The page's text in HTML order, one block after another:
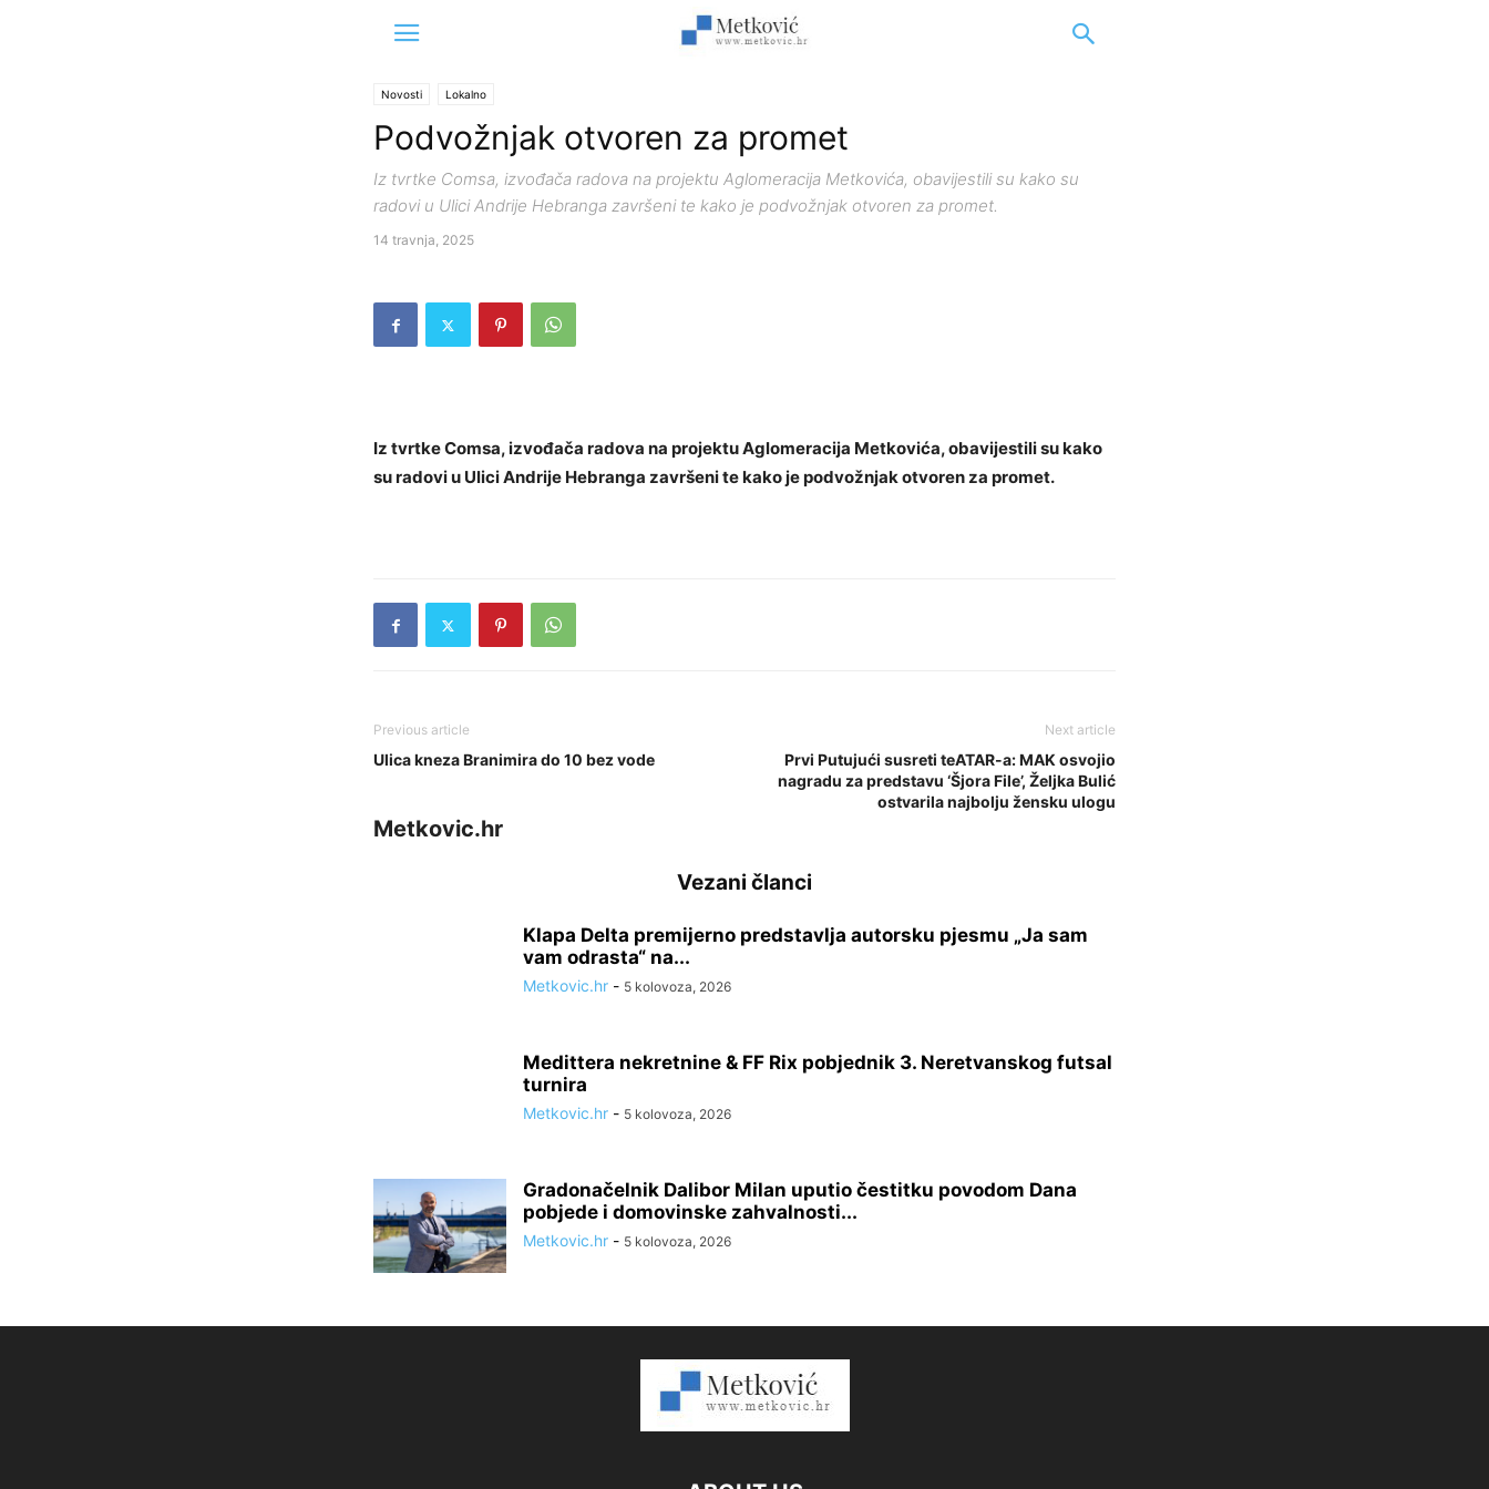
Novosti Lokalno
Podvožnjak otvoren za promet
Iz tvrtke Comsa, izvođača radova na projektu Aglomeracija Metkovića, obavijestili su kako su
radovi u Ulici Andrije Hebranga završeni te kako je podvožnjak otvoren za promet.
14 travnja, 2025
Iz tvrtke Comsa, izvođača radova na projektu Aglomeracija Metkovića, obavijestili su kako
su radovi u Ulici Andrije Hebranga završeni te kako je podvožnjak otvoren za promet.
Previous article
Ulica kneza Branimira do 10 bez vode
Next article
Prvi Putujući susreti teATAR-a: MAK osvojio
nagradu za predstavu ‘Šjora File’, Željka Bulić
ostvarila najbolju žensku ulogu
Metkovic.hr
Vezani članci
Klapa Delta premijerno predstavlja autorsku pjesmu „Ja sam
vam odrasta“ na...
Metkovic.hr - 5 kolovoza, 2026
Medittera nekretnine & FF Rix pobjednik 3. Neretvanskog futsal
turnira
Metkovic.hr - 5 kolovoza, 2026
Gradonačelnik Dalibor Milan uputio čestitku povodom Dana
pobjede i domovinske zahvalnosti...
Metkovic.hr - 5 kolovoza, 2026